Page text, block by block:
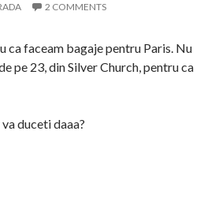
2 COMMENTS
ca faceam bagaje pentru Paris. Nu
pe 23, din Silver Church, pentru ca
duceti daaa?